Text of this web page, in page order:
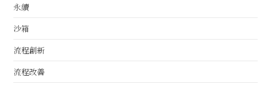
永續
沙箱
流程創新
流程改善